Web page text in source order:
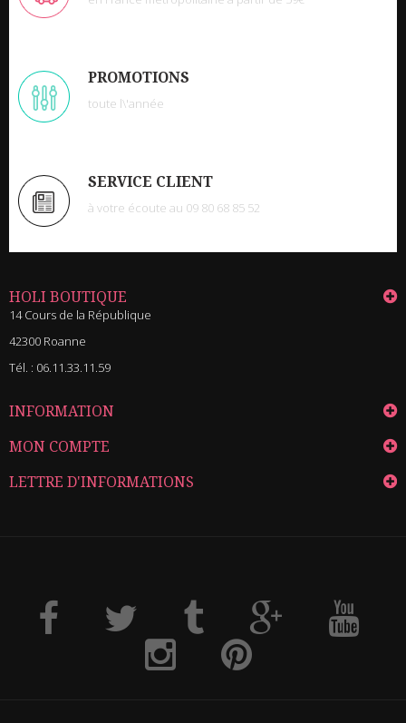
PROMOTIONS
toute l\'année
SERVICE CLIENT
à votre écoute au 09 80 68 85 52
HOLI BOUTIQUE
14 Cours de la République
42300 Roanne
Tél. : 06.11.33.11.59
INFORMATION
MON COMPTE
LETTRE D'INFORMATIONS